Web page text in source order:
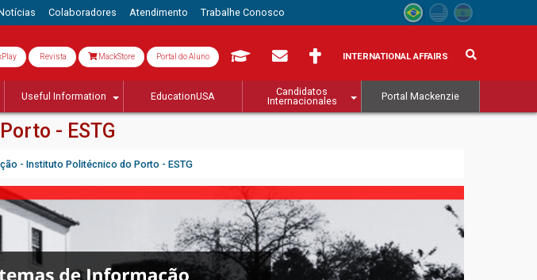
Colaboradores Atendimento Trabalhe Conosco
Revista MackStore Portal do Aluno INTERNATIONAL AFFAIRS
Useful Information EducationUSA
Candidatos
Internacionales
Portal Mackenzie
- ESTG
- Instituto Politécnico do Porto - ESTG